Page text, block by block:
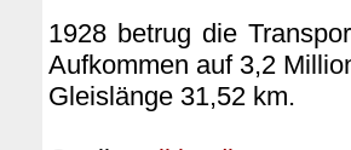
1928 betrug die
Aufkommen auf 3,2
Gleislänge 31,52 km.